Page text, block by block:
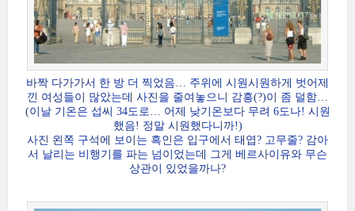
바짝 다가가서 한 방 더 찍었음… 주위에 시원시원하게 벗어제
낀 여성들이 많았는데 사진을 줄여놓으니 감흥(?)이 좀 덜함…
(이날 기온은 섭씨 34도로… 어제 낮기온보다 무려 6도나! 시원
했음! 정말 시원했다니까!)
사진 왼쪽 구석에 보이는 흑인은 입구에서 태엽? 고무줄? 감아
서 날리는 비행기를 파는 넘이었는데 그게 베르사이유와 무슨
상관이 있었을까나?